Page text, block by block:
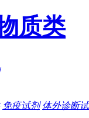
质类
免疫试剂 体外诊断